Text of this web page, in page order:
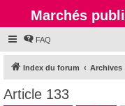
Marchés
FAQ
Index du forum Archives
Article 133